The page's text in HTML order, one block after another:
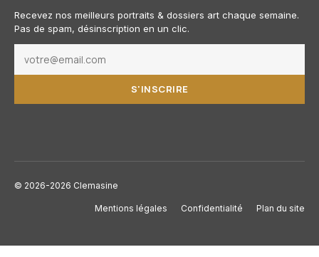
Recevez nos meilleurs portraits & dossiers art chaque semaine.
Pas de spam, désinscription en un clic.
S'INSCRIRE
© 2026-2026 Clemasine
Mentions légales Confidentialité Plan du site